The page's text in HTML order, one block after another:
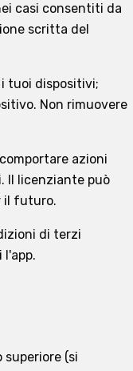
casi consentiti da
scritta del
tuoi dispositivi;
Non rimuovere
azioni
Il licenziante può
il futuro.
di terzi
l'app.
superiore (si